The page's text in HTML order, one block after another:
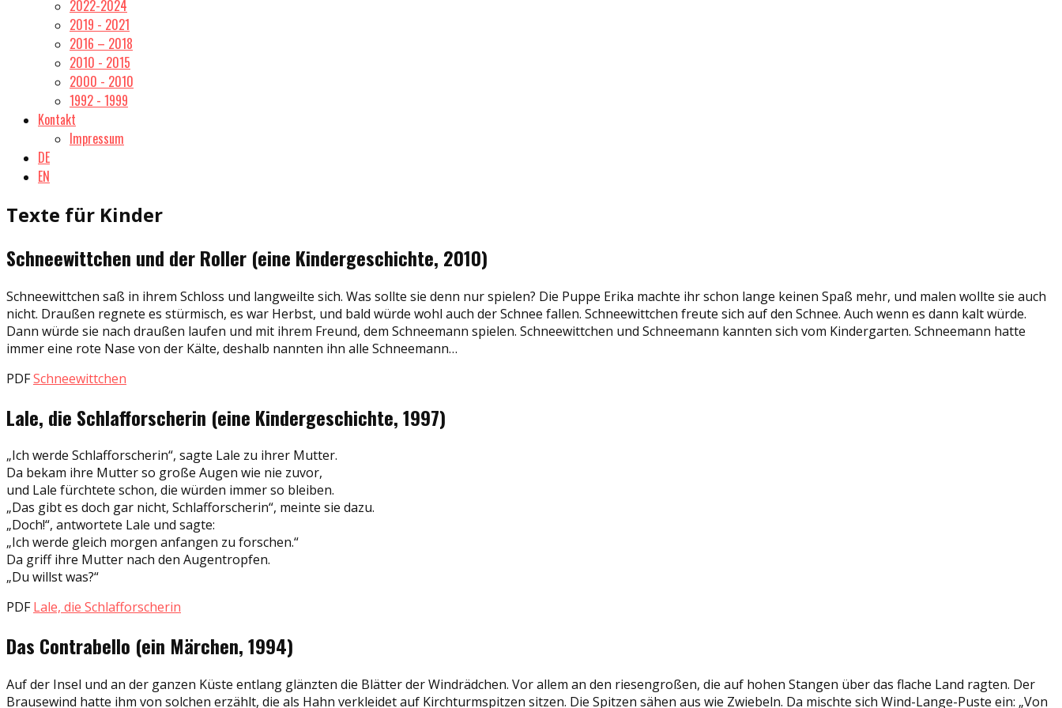
2022-2024
2019 - 2021
2016 – 2018
2010 - 2015
2000 - 2010
1992 - 1999
Kontakt
Impressum
DE
EN
Texte für Kinder
Schneewittchen und der Roller (eine Kindergeschichte, 2010)
Schneewittchen saß in ihrem Schloss und langweilte sich. Was sollte sie denn nur spielen? Die Puppe Erika machte ihr schon lange keinen Spaß mehr, und malen wollte sie auch
nicht. Draußen regnete es stürmisch, es war Herbst, und bald würde wohl auch der Schnee fallen. Schneewittchen freute sich auf den Schnee. Auch wenn es dann kalt würde.
Dann würde sie nach draußen laufen und mit ihrem Freund, dem Schneemann spielen. Schneewittchen und Schneemann kannten sich vom Kindergarten. Schneemann hatte
immer eine rote Nase von der Kälte, deshalb nannten ihn alle Schneemann…
PDFSchneewittchen
Lale, die Schlafforscherin (eine Kindergeschichte, 1997)
„Ich werde Schlafforscherin“, sagte Lale zu ihrer Mutter.
Da bekam ihre Mutter so große Augen wie nie zuvor,
und Lale fürchtete schon, die würden immer so bleiben.
„Das gibt es doch gar nicht, Schlafforscherin“, meinte sie dazu.
„Doch!“, antwortete Lale und sagte:
„Ich werde gleich morgen anfangen zu forschen.“
Da griff ihre Mutter nach den Augentropfen.
„Du willst was?“
PDFLale, die Schlafforscherin
Das Contrabello (ein Märchen, 1994)
Auf der Insel und an der ganzen Küste entlang glänzten die Blätter der Windrädchen. Vor allem an den riesengroßen, die auf hohen Stangen über das flache Land ragten. Der
Brausewind hatte ihm von solchen erzählt, die als Hahn verkleidet auf Kirchturmspitzen sitzen. Die Spitzen sähen aus wie Zwiebeln. Da mischte sich Wind-Lange-Puste ein: „Von